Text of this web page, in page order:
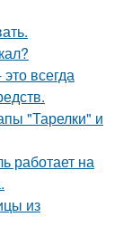
всегда
"Тарелки" и
работает на
из